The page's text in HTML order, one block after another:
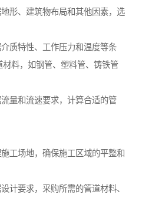
形、建筑物布局和其他因素，选
质特性、工作压力和温度等条
料，如钢管、塑料管、铸铁管
量和流速要求，计算合适的管
工场地，确保施工区域的平整和
计要求，采购所需的管道材料、